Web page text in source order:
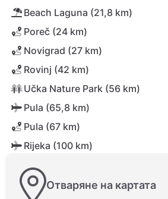
Beach Laguna (21,8 km)
Poreč (24 km)
Novigrad (27 km)
Rovinj (42 km)
Učka Nature Park (56 km)
Pula (65,8 km)
Pula (67 km)
Rijeka (100 km)
Отваряне на картата